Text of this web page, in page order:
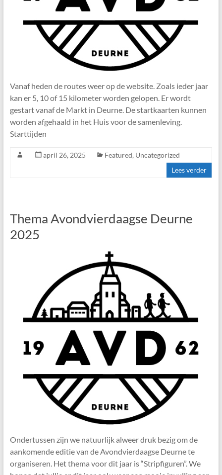
Vanaf heden de routes weer op de website. Zoals ieder jaar
kan er 5, 10 of 15 kilometer worden gelopen. Er wordt
gestart vanaf de Markt in Deurne. De startkaarten kunnen
worden afgehaald in het Huis voor de samenleving.
Starttijden
april 26, 2025 Featured, Uncategorized
Lees verder
Thema Avondvierdaagse Deurne
2025
Ondertussen zijn we natuurlijk alweer druk bezig om de
aankomende editie van de Avondvierdaagse Deurne te
organiseren. Het thema voor dit jaar is “Stripfiguren”. We